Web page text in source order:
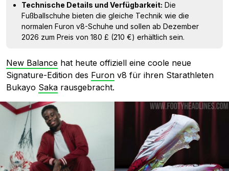
Technische Details und Verfügbarkeit: Die
Fußballschuhe bieten die gleiche Technik wie die
normalen Furon v8-Schuhe und sollen ab Dezember
2026 zum Preis von 180 £ (210 €) erhältlich sein.
New Balance hat heute offiziell eine coole neue
Signature-Edition des Furon v8 für ihren Starathleten
Bukayo Saka rausgebracht.